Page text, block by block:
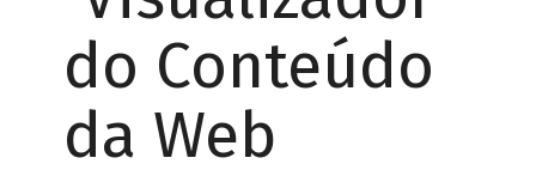
do Conteúdo
da Web